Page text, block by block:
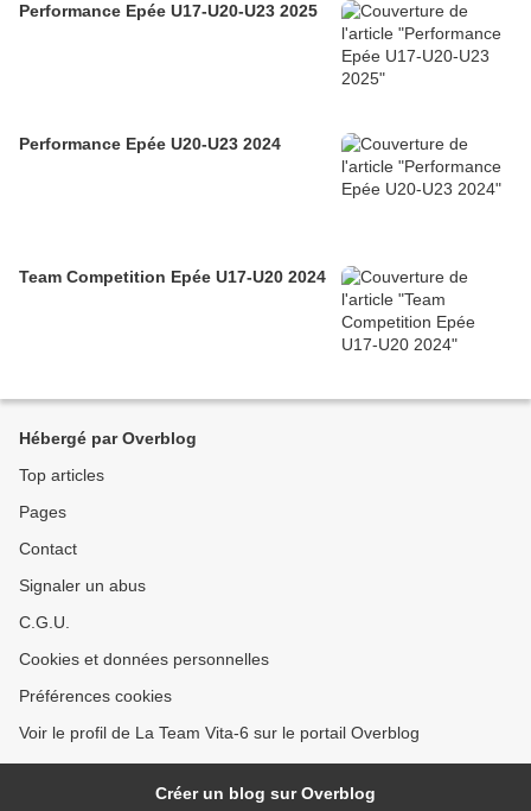
Performance Epée U17-U20-U23 2025
Performance Epée U20-U23 2024
Team Competition Epée U17-U20 2024
Hébergé par Overblog
Top articles
Pages
Contact
Signaler un abus
C.G.U.
Cookies et données personnelles
Préférences cookies
Voir le profil de La Team Vita-6 sur le portail Overblog
Créer un blog sur Overblog